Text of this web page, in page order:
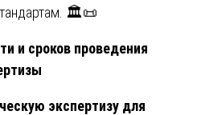
🏛️📜
и сроков проведения
экспертизу для